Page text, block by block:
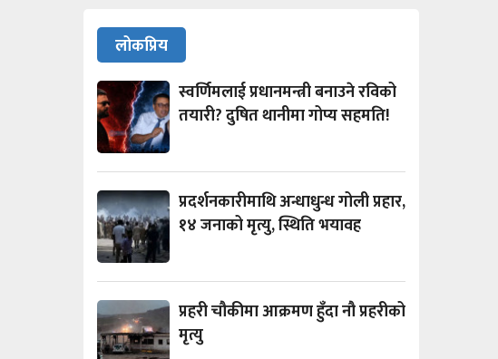
लोकप्रिय
स्वर्णिमलाई प्रधानमन्त्री बनाउने रविको
तयारी? दुषित थानीमा गोप्य सहमति!
प्रदर्शनकारीमाथि अन्धाधुन्ध गोली प्रहार,
१४ जनाको मृत्यु, स्थिति भयावह
प्रहरी चौकीमा आक्रमण हुँदा नौ प्रहरीको
मृत्यु